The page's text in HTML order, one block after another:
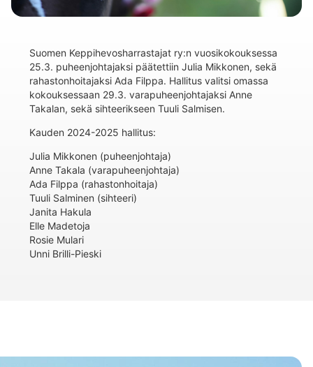
Suomen Keppihevosharrastajat ry:n vuosikokouksessa
25.3. puheenjohtajaksi päätettiin Julia Mikkonen, sekä
rahastonhoitajaksi Ada Filppa. Hallitus valitsi omassa
kokouksessaan 29.3. varapuheenjohtajaksi Anne
Takalan, sekä sihteerikseen Tuuli Salmisen.
Kauden 2024-2025 hallitus:
Julia Mikkonen (puheenjohtaja)
Anne Takala (varapuheenjohtaja)
Ada Filppa (rahastonhoitaja)
Tuuli Salminen (sihteeri)
Janita Hakula
Elle Madetoja
Rosie Mulari
Unni Brilli-Pieski